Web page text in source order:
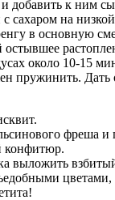
добавить к ним
сахаром на
в основную
около 10-15
пружинить. Дать
фреша
конфитюр.
выложить